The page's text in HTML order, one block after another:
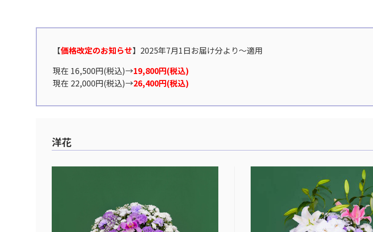
【価格改定のお知らせ】2025年7月1日お届け分より〜適用
現在 16,500円(税込)→19,800円(税込)
現在 22,000円(税込)→26,400円(税込)
洋花